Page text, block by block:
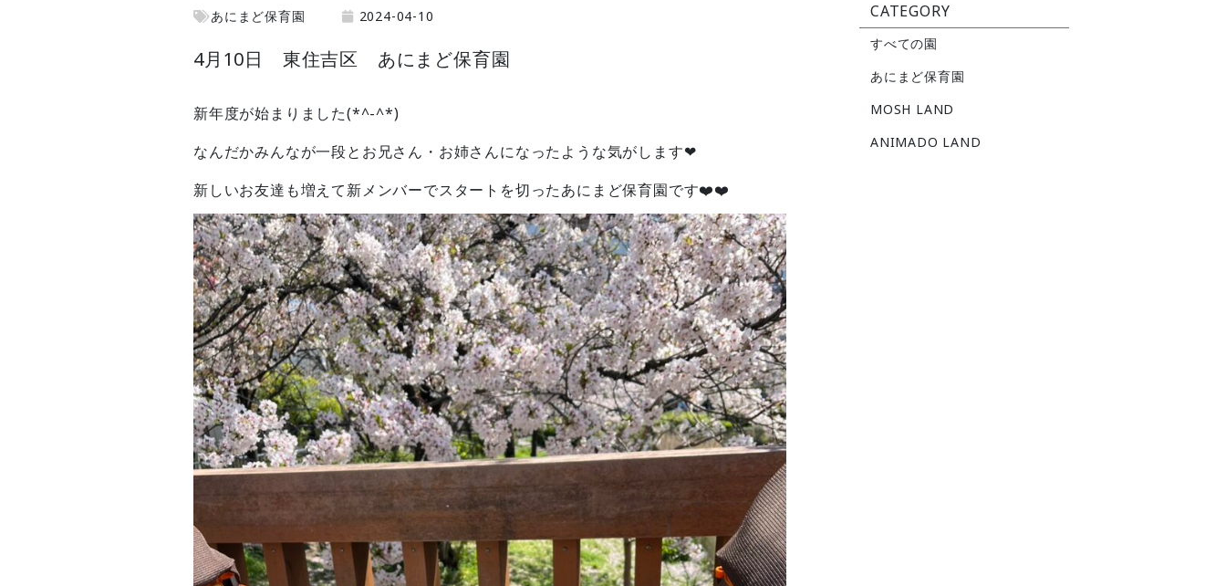
あにまど保育園 2024-04-10
4月10日 東住吉区 あにまど保育園
新年度が始まりました(*^-^*)
なんだかみんなが一段とお兄さん・お姉さんになったような気がします❤
新しいお友達も増えて新メンバーでスタートを切ったあにまど保育園です❤️❤️
CATEGORY
すべての園
あにまど保育園
MOSH LAND
ANIMADO LAND